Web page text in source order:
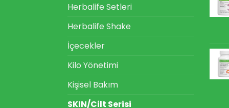
Herbalife Setleri
Herbalife Shake
İçecekler
Kilo Yönetimi
Kişisel Bakım
SKIN/Cilt Serisi